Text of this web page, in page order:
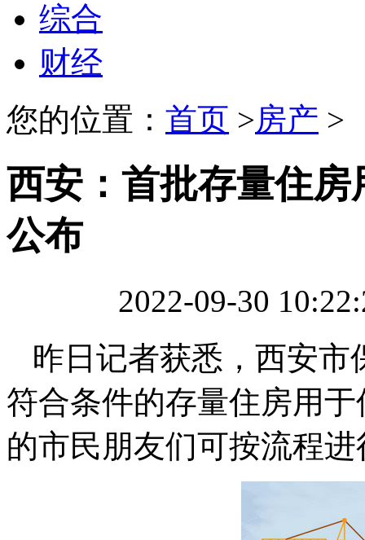
综合
财经
您的位置： 首页 >房产 >
西安：首批存量住
公布
2022-09-30
昨日记者获悉，西安
符合条件的存量住房用
的市民朋友们可按流程进